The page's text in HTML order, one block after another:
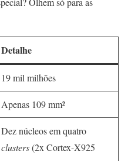
Detalhe
19 mil milhões
Apenas 109 mm²
Dez núcleos em quatro
clusters(2x Cortex-X925